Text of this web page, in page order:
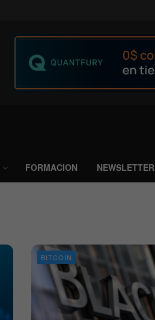
FORMACION NEWSLETTER
BITCOIN